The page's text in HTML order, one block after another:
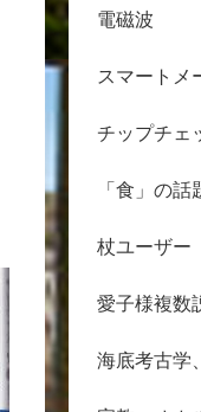
電磁波
スマートメ
チップチェ
「食」の話
杖ユーザー
愛子様複数
海底考古学